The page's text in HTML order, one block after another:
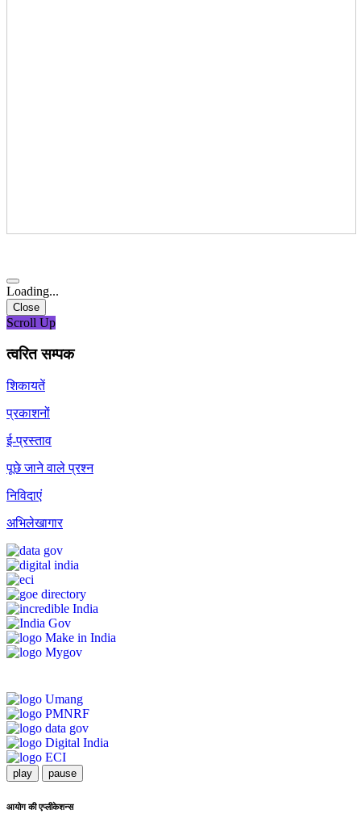
Loading...
Close
Scroll Up
त्वरित सम्पक
शिकायतें
प्रकाशनों
ई-प्रस्ताव
पूछे जाने वाले प्रश्न
निविदाएं
अभिलेखागार
play pause
आयोग की एप्लीकेशन्स